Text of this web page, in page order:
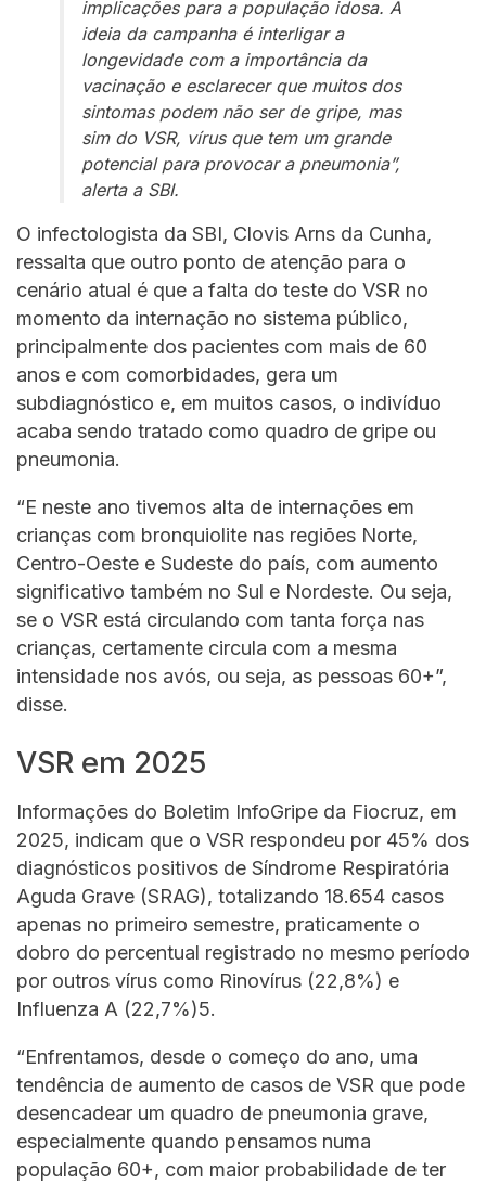
implicações para a população idosa. A
ideia da campanha é interligar a
longevidade com a importância da
vacinação e esclarecer que muitos dos
sintomas podem não ser de gripe, mas
sim do VSR, vírus que tem um grande
potencial para provocar a pneumonia”,
alerta a SBI.
O infectologista da SBI, Clovis Arns da Cunha,
ressalta que outro ponto de atenção para o
cenário atual é que a falta do teste do VSR no
momento da internação no sistema público,
principalmente dos pacientes com mais de 60
anos e com comorbidades, gera um
subdiagnóstico e, em muitos casos, o indivíduo
acaba sendo tratado como quadro de gripe ou
pneumonia.
“E neste ano tivemos alta de internações em
crianças com bronquiolite nas regiões Norte,
Centro-Oeste e Sudeste do país, com aumento
significativo também no Sul e Nordeste. Ou seja,
se o VSR está circulando com tanta força nas
crianças, certamente circula com a mesma
intensidade nos avós, ou seja, as pessoas 60+”,
disse.
VSR em 2025
Informações do Boletim InfoGripe da Fiocruz, em
2025, indicam que o VSR respondeu por 45% dos
diagnósticos positivos de Síndrome Respiratória
Aguda Grave (SRAG), totalizando 18.654 casos
apenas no primeiro semestre, praticamente o
dobro do percentual registrado no mesmo período
por outros vírus como Rinovírus (22,8%) e
Influenza A (22,7%)5.
“Enfrentamos, desde o começo do ano, uma
tendência de aumento de casos de VSR que pode
desencadear um quadro de pneumonia grave,
especialmente quando pensamos numa
população 60+, com maior probabilidade de ter